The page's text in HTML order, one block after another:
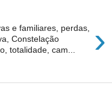
›
e familiares, perdas,
Constelação
totalidade, cam...